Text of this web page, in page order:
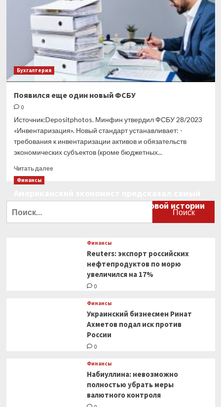
Бухгалтерия
Появился еще один новый ФСБУ
0
Источник:Depositphotos. Минфин утвердил ФСБУ 28/2023
«Инвентаризация». Новый стандарт устанавливает: -
требования к инвентаризации активов и обязательств
экономических субъектов (кроме бюджетных...
Читать далееПрочитать
новый
Финансы
большой финансовый крах в мировой истории
Финансы
Reuters: экспорт российских
нефтепродуктов по морю
увеличился на 17%
0
Финансы
Украинский бизнесмен Ринат
Ахметов подал иск против
России
0
Финансы
Набиуллина: невозможно
полностью убрать меры
валютного контроля